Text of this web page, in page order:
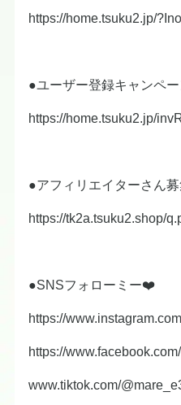
https://home.tsuku2.jp/
●ユーザー登録キャンペ
https://home.tsuku2.jp/
●アフィリエイターさん募
https://tk2a.tsuku2.shop/
●SNSフォローミー❤️
https://
https://
www.tiktok.com/